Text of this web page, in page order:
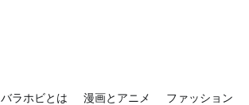
バラホビとは
漫画とアニメ ファッション